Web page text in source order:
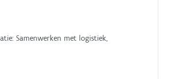
Samenwerken met logistiek,